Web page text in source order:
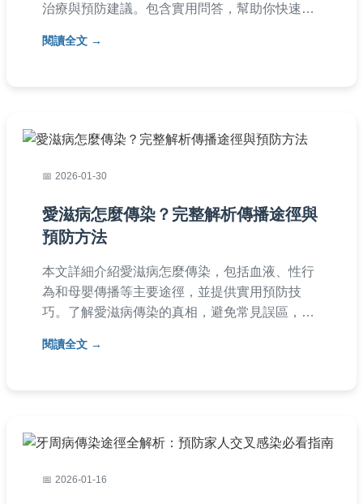
治療與預防建議。包含實用問答，幫助你快速判
驗分享，實用性強，適合台灣讀者參考。
閱讀全文
2026-01-30
愛滋病怎麼傳染？完整解析傳播途徑與
預防方法
本文詳細介紹愛滋病怎麼傳染，包括血液、性行
為和母嬰傳播等主要途徑，並提供實用預防技
巧。了解愛滋病傳染的真相，避免常見誤區，保
幫助您全面掌握知識。
閱讀全文
2026-01-16